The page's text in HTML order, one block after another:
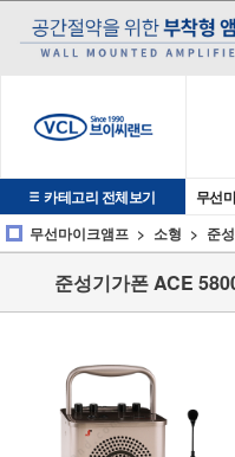
카테고리 전체보기 무선
무선마이크앰프
소형 준
준성기가폰 ACE